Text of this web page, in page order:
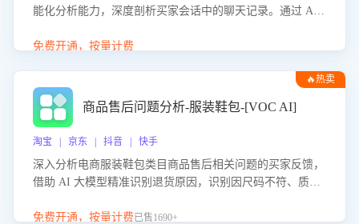
能化分析能力，深度剖析买家会话中的聊天记录。通过 AI
答的有效性与完整性，输出针对性改进策略，助力商家快速
免费开通，按量计费
🔥热卖
商品售后问题分析-服装鞋包-[VOC AI]
淘宝 | 京东 | 抖音 | 快手
深入分析电商服装鞋包类目商品售后相关问题的买家反馈，
借助 AI 大模型精准识别退货原因，识别因尺码不符、质量
议，助力商家优化产品或服务，实现销售额的显著提升。
免费开通，按量计费已售1690+